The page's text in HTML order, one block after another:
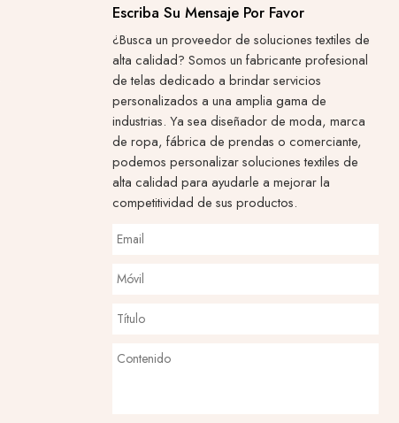
Escriba Su Mensaje Por Favor
¿Busca un proveedor de soluciones textiles de
alta calidad? Somos un fabricante profesional
de telas dedicado a brindar servicios
personalizados a una amplia gama de
industrias. Ya sea diseñador de moda, marca
de ropa, fábrica de prendas o comerciante,
podemos personalizar soluciones textiles de
alta calidad para ayudarle a mejorar la
competitividad de sus productos.